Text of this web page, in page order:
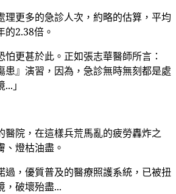
理更多的急診人次，約略的估算，平均
的2.38倍。
怕更甚於此。 正如張志華醫師所言：
患』演習，因為，急診無時無刻都是處
」
醫院，在這樣兵荒馬亂的疲勞轟炸之
、燈枯油盡。
過，優質普及的醫療照護系統，已被扭
，破壞殆盡...